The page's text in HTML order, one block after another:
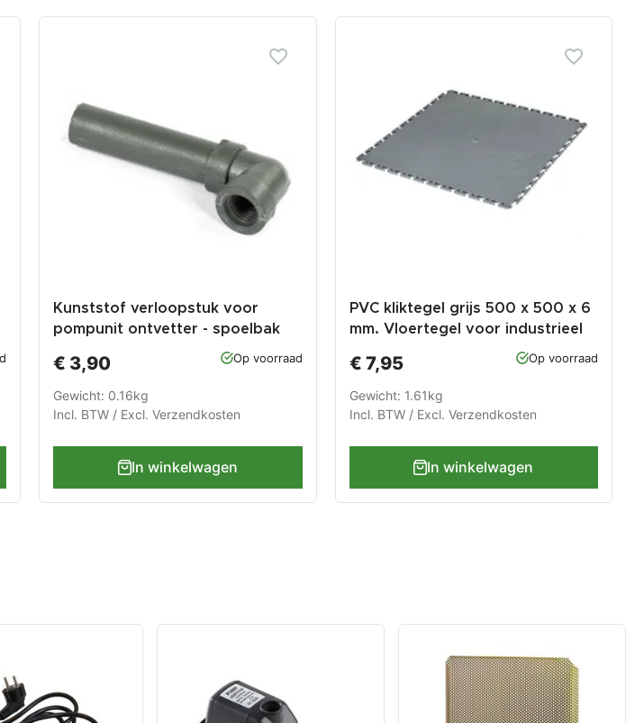
Kunststof verloopstuk voor
pompunit ontvetter - spoelbak
€ 3,90 Op voorraad
Gewicht: 0.16kg
Incl. BTW / Excl. Verzendkosten
In winkelwagen
PVC kliktegel grijs 500 x 500 x 6
mm. Vloertegel voor industrieel
gebruik - hamerslag anti slip
profiel
€ 7,95 Op voorraad
Gewicht: 1.61kg
Incl. BTW / Excl. Verzendkosten
In winkelwagen